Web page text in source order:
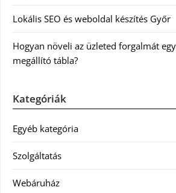
Lokális SEO és weboldal készítés Győr
Hogyan növeli az üzleted forgalmát
megállító tábla?
Kategóriák
Egyéb kategória
Szolgáltatás
Webáruház